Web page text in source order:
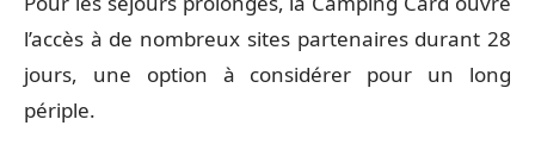
l’accès à de nombreux sites partenaires durant 28
jours, une option à considérer pour un long
périple.